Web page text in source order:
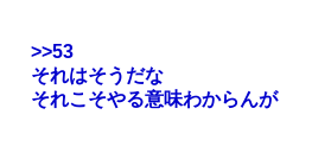
>>53
それはそうだな
それこそやる意味わからんが